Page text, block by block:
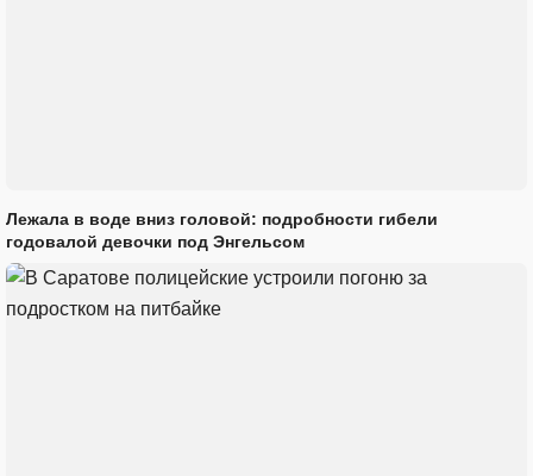
Лежала в воде вниз головой: подробности гибели
годовалой девочки под Энгельсом